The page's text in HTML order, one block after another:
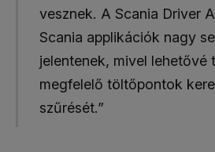
vesznek. A Scania Driver
Scania applikációk nagy
jelentenek, mivel lehetővé
megfelelő töltőpontok
szűrését.”